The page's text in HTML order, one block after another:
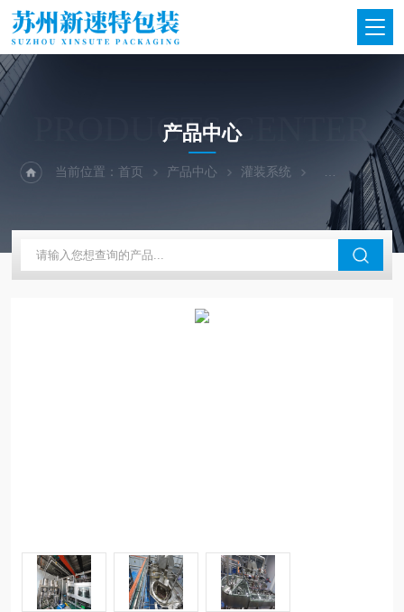
PRODUCTS CENTER
产品中心
当前位置：首页 产品中心 灌装系统 无菌灌装机